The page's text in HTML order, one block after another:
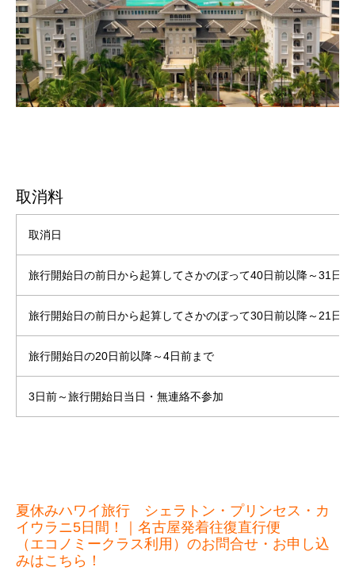
取消料
取消日
旅行開始日の前日から起算してさかのぼって40日前以降～31日
旅行開始日の前日から起算してさかのぼって30日前以降～21日
旅行開始日の20日前以降～4日前まで
3日前～旅行開始日当日・無連絡不参加
夏休みハワイ旅行 シェラトン・プリンセス・カ
イウラニ5日間！｜名古屋発着往復直行便
（エコノミークラス利用）のお問合せ・お申し込
みはこちら！